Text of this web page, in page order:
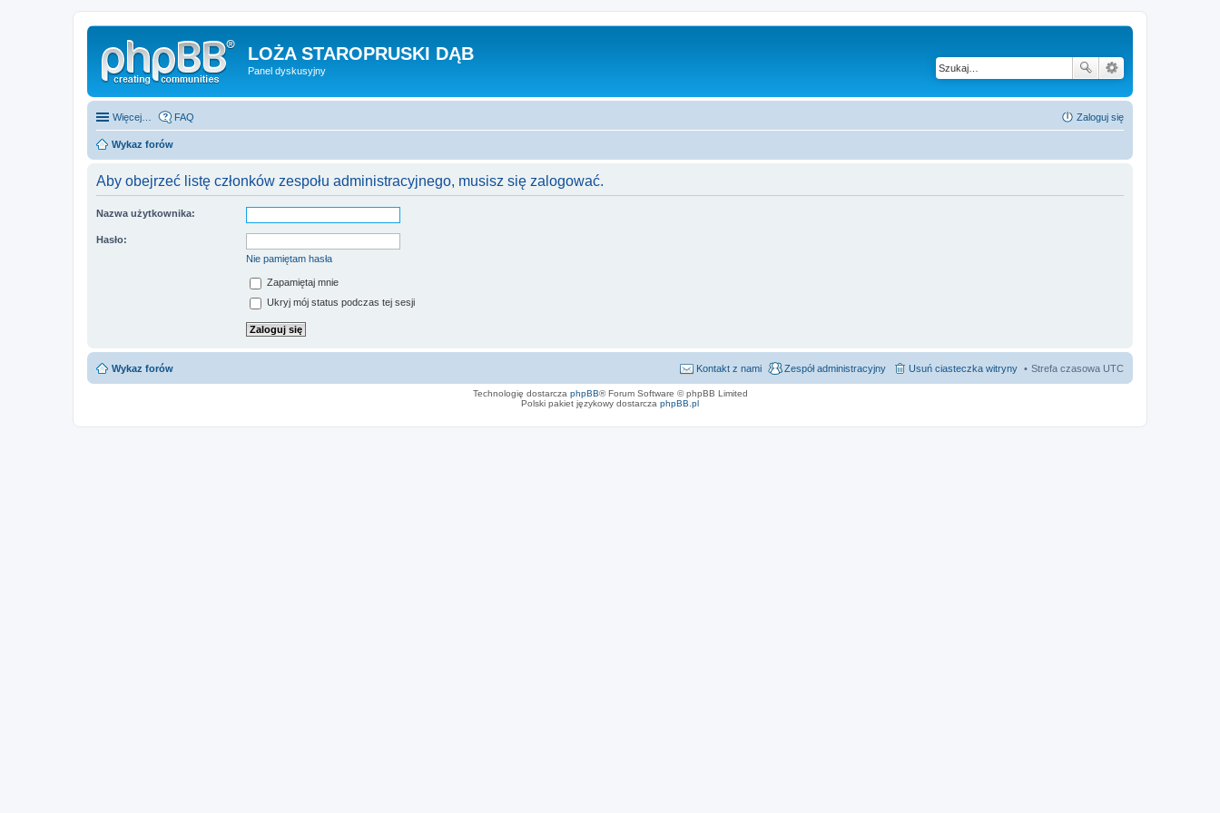
LOŻA STAROPRUSKI DĄB
Panel dyskusyjny
Więcej… FAQ Zaloguj się
Wykaz forów
Aby obejrzeć listę członków zespołu administracyjnego, musisz się zalogować.
Nazwa użytkownika:
Hasło:
Nie pamiętam hasła
Zapamiętaj mnie
Ukryj mój status podczas tej sesji
Wykaz forów Strefa czasowa UTC
Usuń ciasteczka witryny
Zespół administracyjny
Kontakt z nami
Technologię dostarcza phpBB® Forum Software © phpBB Limited
Polski pakiet językowy dostarcza phpBB.pl